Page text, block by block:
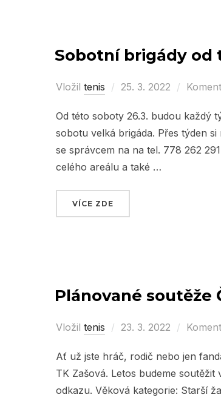
Sobotní brigády od
Vložil tenis
Posted
25. 3. 2022
Od této soboty 26.3. budou každý
sobotu velká brigáda. Přes týden
se správcem na na tel. 778 262
celého areálu a také …
VÍCE ZDE
Plánované soutěže
Vložil tenis
Posted
23. 3. 2022
Ať už jste hráč, rodič nebo jen
TK Zašová. Letos budeme
odkazu. Věková kategorie: Starší